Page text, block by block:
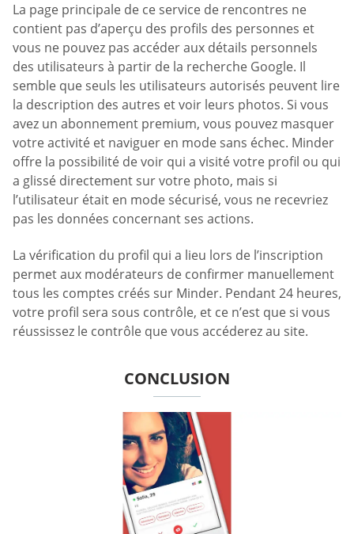
La page principale de ce service de rencontres ne
contient pas d’aperçu des profils des personnes et
vous ne pouvez pas accéder aux détails personnels
des utilisateurs à partir de la recherche Google. Il
semble que seuls les utilisateurs autorisés peuvent lire
la description des autres et voir leurs photos. Si vous
avez un abonnement premium, vous pouvez masquer
votre activité et naviguer en mode sans échec. Minder
offre la possibilité de voir qui a visité votre profil ou qui
a glissé directement sur votre photo, mais si
l’utilisateur était en mode sécurisé, vous ne recevriez
pas les données concernant ses actions.
La vérification du profil qui a lieu lors de l’inscription
permet aux modérateurs de confirmer manuellement
tous les comptes créés sur Minder. Pendant 24 heures,
votre profil sera sous contrôle, et ce n’est que si vous
réussissez le contrôle que vous accéderez au site.
CONCLUSION